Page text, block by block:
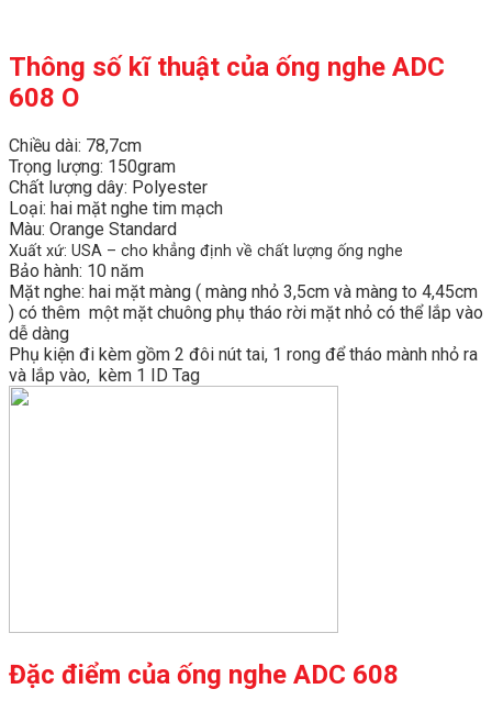
Thông số kĩ thuật của ống nghe ADC
608 O
Chiều dài: 78,7cm
Trọng lượng: 150gram
Chất lượng dây: Polyester
Loại: hai mặt nghe tim mạch
Màu: Orange Standard
Xuất xứ: USA – cho khẳng định về chất lượng ống nghe
Bảo hành: 10 năm
Mặt nghe: hai mặt màng ( màng nhỏ 3,5cm và màng to 4,45cm
) có thêm một mặt chuông phụ tháo rời mặt nhỏ có thể lắp vào
dễ dàng
Phụ kiện đi kèm gồm 2 đôi nút tai, 1 rong để tháo mành nhỏ ra
và lắp vào, kèm 1 ID Tag
Đặc điểm của ống nghe ADC 608